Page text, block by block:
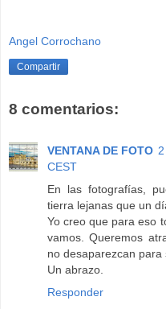
Angel Corrochano
Compartir
8 comentarios:
VENTANA DE FOTO
CEST
En las fotografías,
tierra lejanas que un
Yo creo que para eso
vamos. Queremos
no desaparezcan
Un abrazo.
Responder